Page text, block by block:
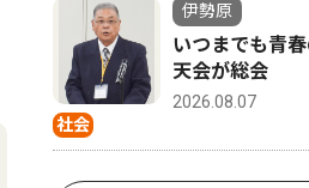
4
社会
伊勢原
いつまでも青
天会が総会
2026.08.07